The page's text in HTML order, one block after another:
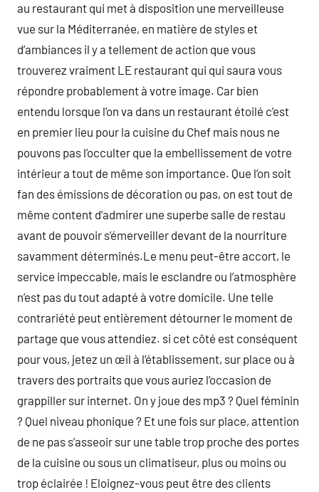
au restaurant qui met à disposition une merveilleuse
vue sur la Méditerranée, en matière de styles et
d’ambiances il y a tellement de action que vous
trouverez vraiment LE restaurant qui qui saura vous
répondre probablement à votre image. Car bien
entendu lorsque l’on va dans un restaurant étoilé c’est
en premier lieu pour la cuisine du Chef mais nous ne
pouvons pas l’occulter que la embellissement de votre
intérieur a tout de même son importance. Que l’on soit
fan des émissions de décoration ou pas, on est tout de
même content d’admirer une superbe salle de restau
avant de pouvoir s’émerveiller devant de la nourriture
savamment déterminés.Le menu peut-être accort, le
service impeccable, mais le esclandre ou l’atmosphère
n’est pas du tout adapté à votre domicile. Une telle
contrariété peut entièrement détourner le moment de
partage que vous attendiez. si cet côté est conséquent
pour vous, jetez un œil à l’établissement, sur place ou à
travers des portraits que vous auriez l’occasion de
grappiller sur internet. On y joue des mp3 ? Quel féminin
? Quel niveau phonique ? Et une fois sur place, attention
de ne pas s’asseoir sur une table trop proche des portes
de la cuisine ou sous un climatiseur, plus ou moins ou
trop éclairée ! Eloignez-vous peut être des clients